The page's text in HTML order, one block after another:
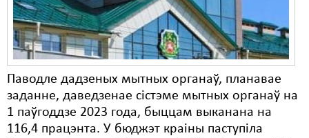
Паводле дадзеных мытных органаў, планавае
заданне, даведзенае сістэме мытных органаў на
1 паўгоддзе 2023 года, быццам выканана на
116,4 працэнта. У бюджэт краіны паступіла